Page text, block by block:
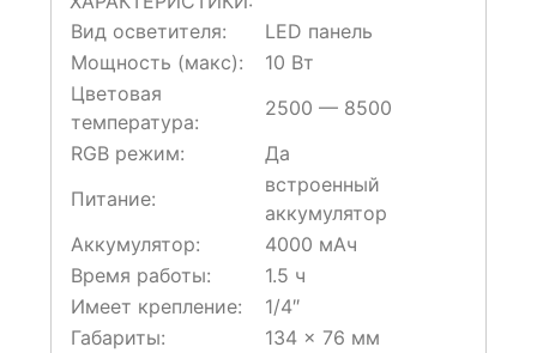
Вид осветителя:
LED панель
Мощность (макс):
10 Вт
Цветовая
температура:
2500 — 8500
RGB режим:
Да
Питание:
встроенный
аккумулятор
Аккумулятор:
4000 мАч
Время работы:
1.5 ч
Имеет крепление:
1/4″
Габариты:
134 × 76 мм